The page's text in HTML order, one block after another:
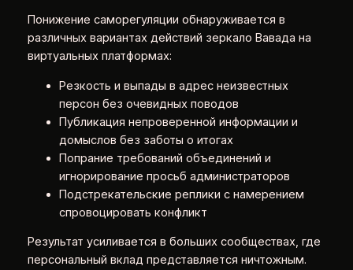
Понижение саморегуляции обнаруживается в
различных вариантах действий зеркало Вавада на
виртуальных платформах:
Резкость и выпады в адрес неизвестных
персон без очевидных поводов
Публикация непроверенной информации и
домыслов без заботы о итогах
Попрание требований объединений и
игнорирование просьб администраторов
Подстрекательские реплики с намерением
спровоцировать конфликт
Результат усиливается в больших сообществах, где
персональный вклад представляется ничтожным.